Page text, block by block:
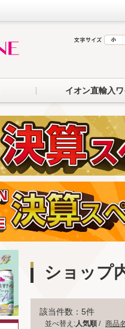
イオン直輸入
ショップ
該当件数：5件
並べ替え:人気順 / 商品